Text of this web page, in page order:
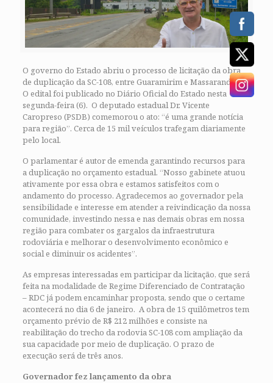
O governo do Estado abriu o processo de licitação da obra
de duplicação da SC-108, entre Guaramirim e Massaranduba.
O edital foi publicado no Diário Oficial do Estado nesta
segunda-feira (6). O deputado estadual Dr. Vicente
Caropreso (PSDB) comemorou o ato: “é uma grande notícia
para região”. Cerca de 15 mil veículos trafegam diariamente
pelo local.
O parlamentar é autor de emenda garantindo recursos para
a duplicação no orçamento estadual. “Nosso gabinete atuou
ativamente por essa obra e estamos satisfeitos com o
andamento do processo. Agradecemos ao governador pela
sensibilidade e interesse em atender a reivindicação da nossa
comunidade, investindo nessa e nas demais obras em nossa
região para combater os gargalos da infraestrutura
rodoviária e melhorar o desenvolvimento econômico e
social e diminuir os acidentes”.
As empresas interessadas em participar da licitação, que será
feita na modalidade de Regime Diferenciado de Contratação
– RDC já podem encaminhar proposta, sendo que o certame
acontecerá no dia 6 de janeiro. A obra de 15 quilômetros tem
orçamento prévio de R$ 212 milhões e consiste na
reabilitação do trecho da rodovia SC-108 com ampliação da
sua capacidade por meio de duplicação. O prazo de
execução será de três anos.
Governador fez lançamento da obra